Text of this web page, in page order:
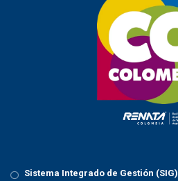
Sistema Integrado de Gestión (SIG)